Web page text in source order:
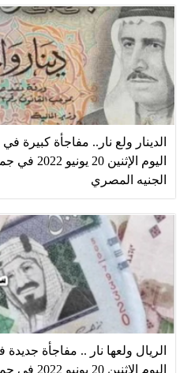
الدينار ولع نار.. مفاجأة كبيرة
اليوم
الجنيه المصري
الريال ولعها نار .. مفاجأة
اليوم